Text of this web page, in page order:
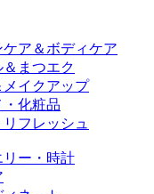
ケア＆ボディケア
＆まつエク
メイクアップ
・化粧品
フレッシュ
リー・時計